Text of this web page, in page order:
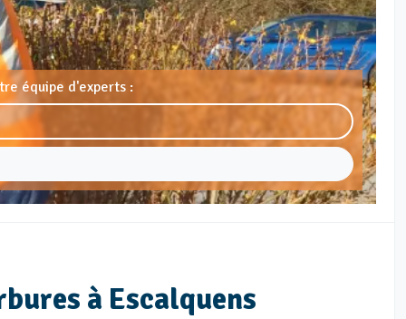
équipe d'experts :
à Escalquens